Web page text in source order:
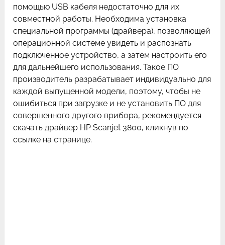
помощью USB кабеля недостаточно для их
совместной работы. Необходима установка
специальной программы (драйвера), позволяющей
операционной системе увидеть и распознать
подключенное устройство, а затем настроить его
для дальнейшего использования. Такое ПО
производитель разрабатывает индивидуально для
каждой выпущенной модели, поэтому, чтобы не
ошибиться при загрузке и не установить ПО для
совершенного другого прибора, рекомендуется
скачать драйвер HP Scanjet 3800, кликнув по
ссылке на странице.